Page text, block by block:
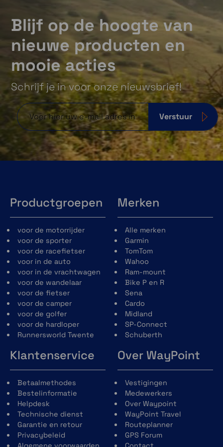
Navigatie over paden
Geniet van afslag-voor-afslag navigatie voor
het rijden over onverharde wegen en paden
met behulp van Adventure Roads en Trails
kaartinhoud, samengesteld uit OSM.
Garmin Tread SxS Editie
waaronder 3D -terreinkaarten en
wegenkaarten voor Europa, Afrika, inclusief
Tracks4Africa (alleen POI's), en het Midden-
Oosten. Tread bevat ook gedetailleerde
wegenkaarten van Europa met aangepaste
routes voor de grootte en het gewicht van je
voertuig. Kaarten van Noord- en Zuid-Amerika,
Australië en Nieuw-Zeeland kunnen gratis
worden gedownload via garmin.com/express.
Satellietbeelden
Geniet van levendige luchtbeelden wanneer
je BirdsEye satellietbeelden met hoge
resolutie rechtstreeks naar je toestel
downloadt via een WiFi® verbinding. Hiervoor
is geen jaarabonnement nodig.
Blijf op de hoogte van
nieuwe producten en
mooie acties
Schrijf je in voor onze nieuwsbrief!
Verstuur
Productgroepen
voor de motorrijder
voor de sporter
voor de racefietser
voor in de auto
voor in de vrachtwagen
voor de wandelaar
voor de fietser
voor de camper
voor de golfer
voor de hardloper
Runnersworld Twente
Merken
Alle merken
Garmin
TomTom
Wahoo
Ram-mount
Bike P en R
Sena
Cardo
Midland
SP-Connect
Schuberth
Klantenservice
Betaalmethodes
Bestelinformatie
Helpdesk
Technische dienst
Garantie en retour
Privacybeleid
Over WayPoint
Vestigingen
Medewerkers
Over Waypoint
WayPoint Travel
Routeplanner
GPS Forum